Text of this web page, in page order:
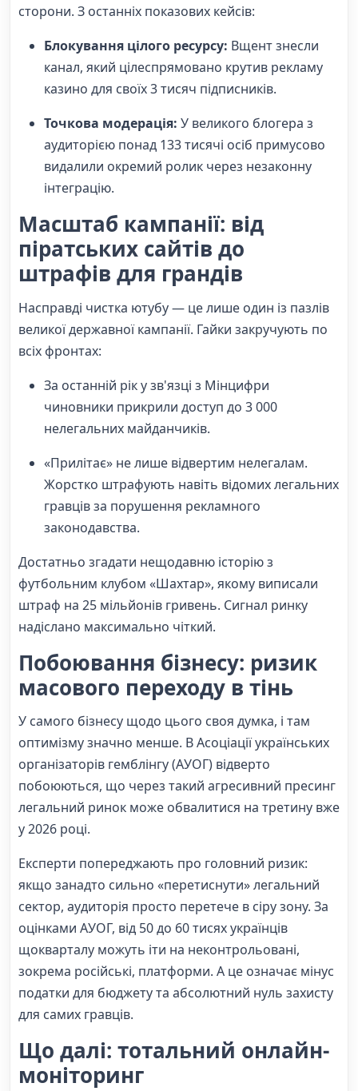
сторони. З останніх показових кейсів:
Блокування цілого ресурсу: Вщент знесли
канал, який цілеспрямовано крутив рекламу
казино для своїх 3 тисяч підписників.
Точкова модерація: У великого блогера з
аудиторією понад 133 тисячі осіб примусово
видалили окремий ролик через незаконну
інтеграцію.
Масштаб кампанії: від
піратських сайтів до
штрафів для грандів
Насправді чистка ютубу — це лише один із пазлів
великої державної кампанії. Гайки закручують по
всіх фронтах:
За останній рік у зв'язці з Мінцифри
чиновники прикрили доступ до 3 000
нелегальних майданчиків.
«Прилітає» не лише відвертим нелегалам.
Жорстко штрафують навіть відомих легальних
гравців за порушення рекламного
законодавства.
Достатньо згадати нещодавню історію з
футбольним клубом «Шахтар», якому виписали
штраф на 25 мільйонів гривень. Сигнал ринку
надіслано максимально чіткий.
Побоювання бізнесу: ризик
масового переходу в тінь
У самого бізнесу щодо цього своя думка, і там
оптимізму значно менше. В Асоціації українських
організаторів гемблінгу (АУОГ) відверто
побоюються, що через такий агресивний пресинг
легальний ринок може обвалитися на третину вже
у 2026 році.
Експерти попереджають про головний ризик:
якщо занадто сильно «перетиснути» легальний
сектор, аудиторія просто перетече в сіру зону. За
оцінками АУОГ, від 50 до 60 тисях українців
щокварталу можуть іти на неконтрольовані,
зокрема російські, платформи. А це означає мінус
податки для бюджету та абсолютний нуль захисту
для самих гравців.
Що далі: тотальний онлайн-
моніторинг